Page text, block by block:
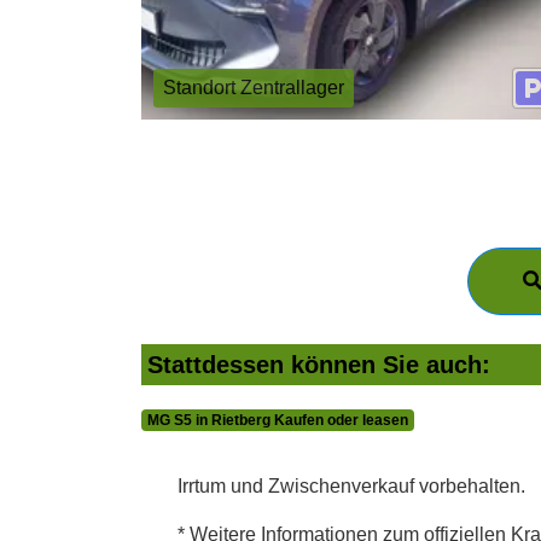
Standort Zentrallager
Stattdessen können Sie auch:
MG S5 in Rietberg Kaufen oder leasen
Irrtum und Zwischenverkauf vorbehalten.
* Weitere Informationen zum offiziellen